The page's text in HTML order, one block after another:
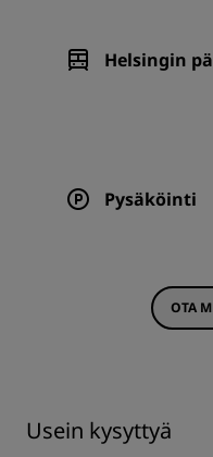
Helsingin
Pysäköinti
OTA
Usein kysyttyä